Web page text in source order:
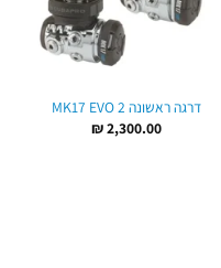
דרגה ראשונה 2 MK17 EVO
₪2,300.00